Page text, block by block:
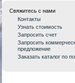
Свяжитесь с нами
Контакты
Узнать стоимость
Запросить счет
Запросить
предложение
Заказать каталог по